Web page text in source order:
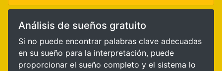
Análisis de sueños gratuito
Si no puede encontrar palabras clave adecuadas
en su sueño para la interpretación, puede
proporcionar el sueño completo y el sistema lo